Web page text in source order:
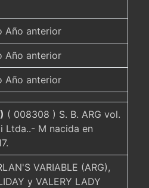
Año anterior
Año anterior
Año anterior
( 008308 ) S. B. ARG vol.
Ltda..- M nacida en
VARIABLE (ARG),
y VALERY LADY